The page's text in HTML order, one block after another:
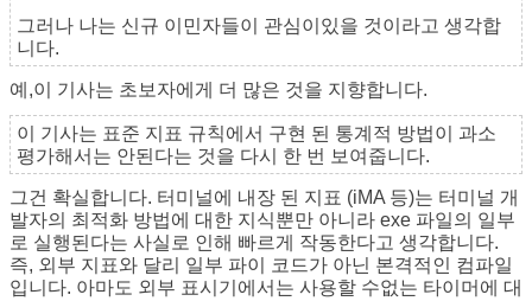
그러나 나는 신규 이민자들이 관심이있을 것이라고 생각합
니다.
예,이 기사는 초보자에게 더 많은 것을 지향합니다.
이 기사는 표준 지표 규칙에서 구현 된 통계적 방법이 과소
평가해서는 안된다는 것을 다시 한 번 보여줍니다.
그건 확실합니다. 터미널에 내장 된 지표 (iMA 등)는 터미널 개
발자의 최적화 방법에 대한 지식뿐만 아니라 exe 파일의 일부
로 실행된다는 사실로 인해 빠르게 작동한다고 생각합니다.
즉, 외부 지표와 달리 일부 파이 코드가 아닌 본격적인 컴파일
입니다. 아마도 외부 표시기에서는 사용할 수없는 타이머에 대